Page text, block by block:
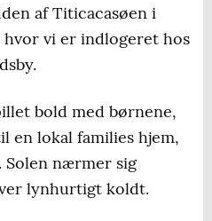
af Titicacasøen i
hvor vi er indlogeret hos
bold med børnene,
en lokal families hjem,
Solen nærmer sig
lynhurtigt koldt.